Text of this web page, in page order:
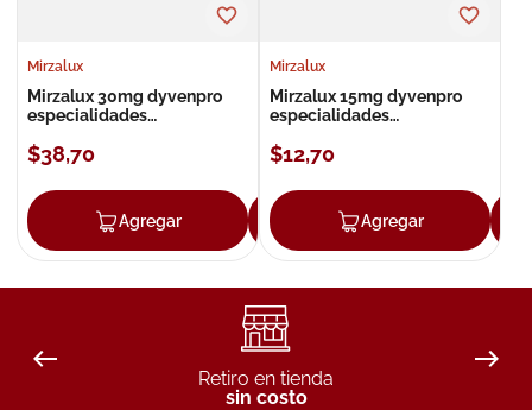
Mirzalux
Mirzalux 30mg dyvenpro
especialidades
$38,70
Agregar Agregar
Mirzalux
Mirzalux 15mg dyvenpro
especialidades
$12,70
Agregar
Retiro en tienda
sin costo